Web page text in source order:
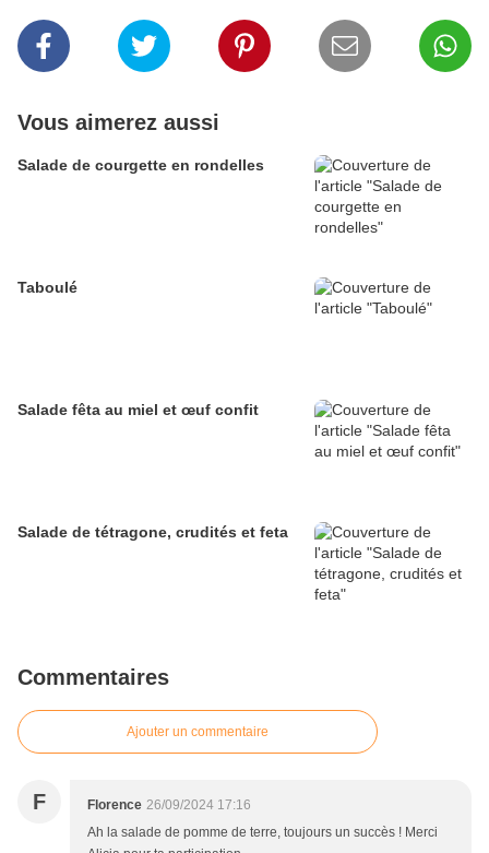
Vous aimerez aussi
Salade de courgette en rondelles
Taboulé
Salade fêta au miel et œuf confit
Salade de tétragone, crudités et feta
Commentaires
Ajouter un commentaire
F Florence 26/09/2024 17:16
Ah la salade de pomme de terre, toujours un succès ! Merci